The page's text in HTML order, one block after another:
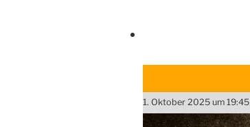
1. Oktober 2025 um 19:45